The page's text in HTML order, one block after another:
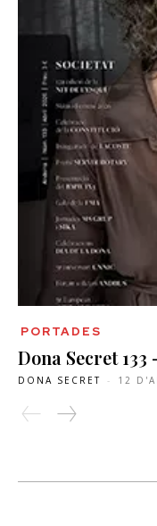
PORTADES
Dona Secret
DONA SECRET - 12